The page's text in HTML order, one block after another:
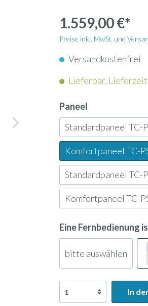
Dampflanze
Ultraschallbefeuchter
3-Wege-Ventil
Umkehrosmose-Drucktank
1.559,00 €*
Preise inkl. MwSt. und
Versandkostenfrei
Lieferbar,
Paneel
Standardpaneel TC-
Komfortpaneel TC-
Standardpaneel TC-
Komfortpaneel TC-
Eine Fernbedienung
bitte auswählen
In